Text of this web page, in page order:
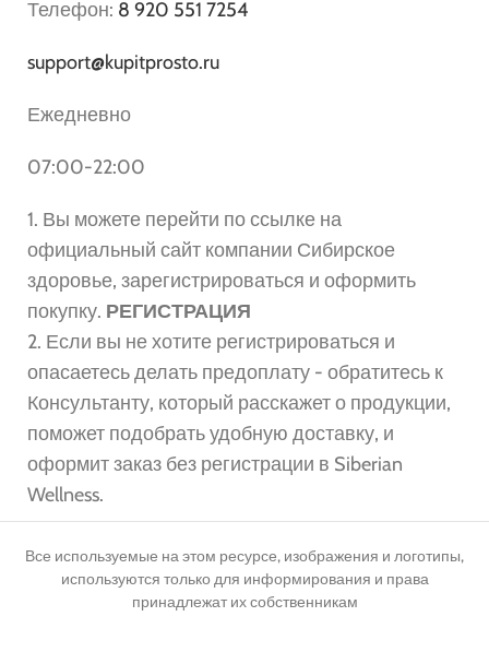
Телефон: 8 920 551 7254
support@kupitprosto.ru
Ежедневно
07:00-22:00
1. Вы можете перейти по ссылке на
официальный сайт компании Сибирское
здоровье, зарегистрироваться и оформить
покупку. РЕГИСТРАЦИЯ
2. Если вы не хотите регистрироваться и
опасаетесь делать предоплату - обратитесь к
Консультанту, который расскажет о продукции,
поможет подобрать удобную доставку, и
оформит заказ без регистрации в Siberian
Wellness.
Все используемые на этом ресурсе, изображения и логотипы,
используются только для информирования и права
принадлежат их собственникам